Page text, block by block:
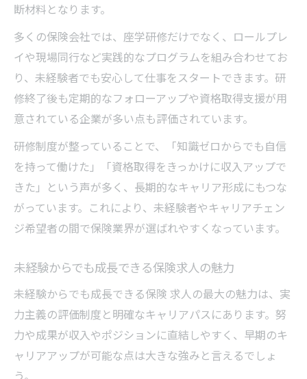
断材料となります。
多くの保険会社では、座学研修だけでなく、ロールプレ
イや現場同行など実践的なプログラムを組み合わせてお
り、未経験者でも安心して仕事をスタートできます。研
修終了後も定期的なフォローアップや資格取得支援が用
意されている企業が多い点も評価されています。
研修制度が整っていることで、「知識ゼロからでも自信
を持って働けた」「資格取得をきっかけに収入アップで
きた」という声が多く、長期的なキャリア形成にもつな
がっています。これにより、未経験者やキャリアチェン
ジ希望者の間で保険業界が選ばれやすくなっています。
未経験からでも成長できる保険求人の魅力
未経験からでも成長できる保険 求人の最大の魅力は、実
力主義の評価制度と明確なキャリアパスにあります。努
力や成果が収入やポジションに直結しやすく、早期のキ
ャリアアップが可能な点は大きな強みと言えるでしょ
う。